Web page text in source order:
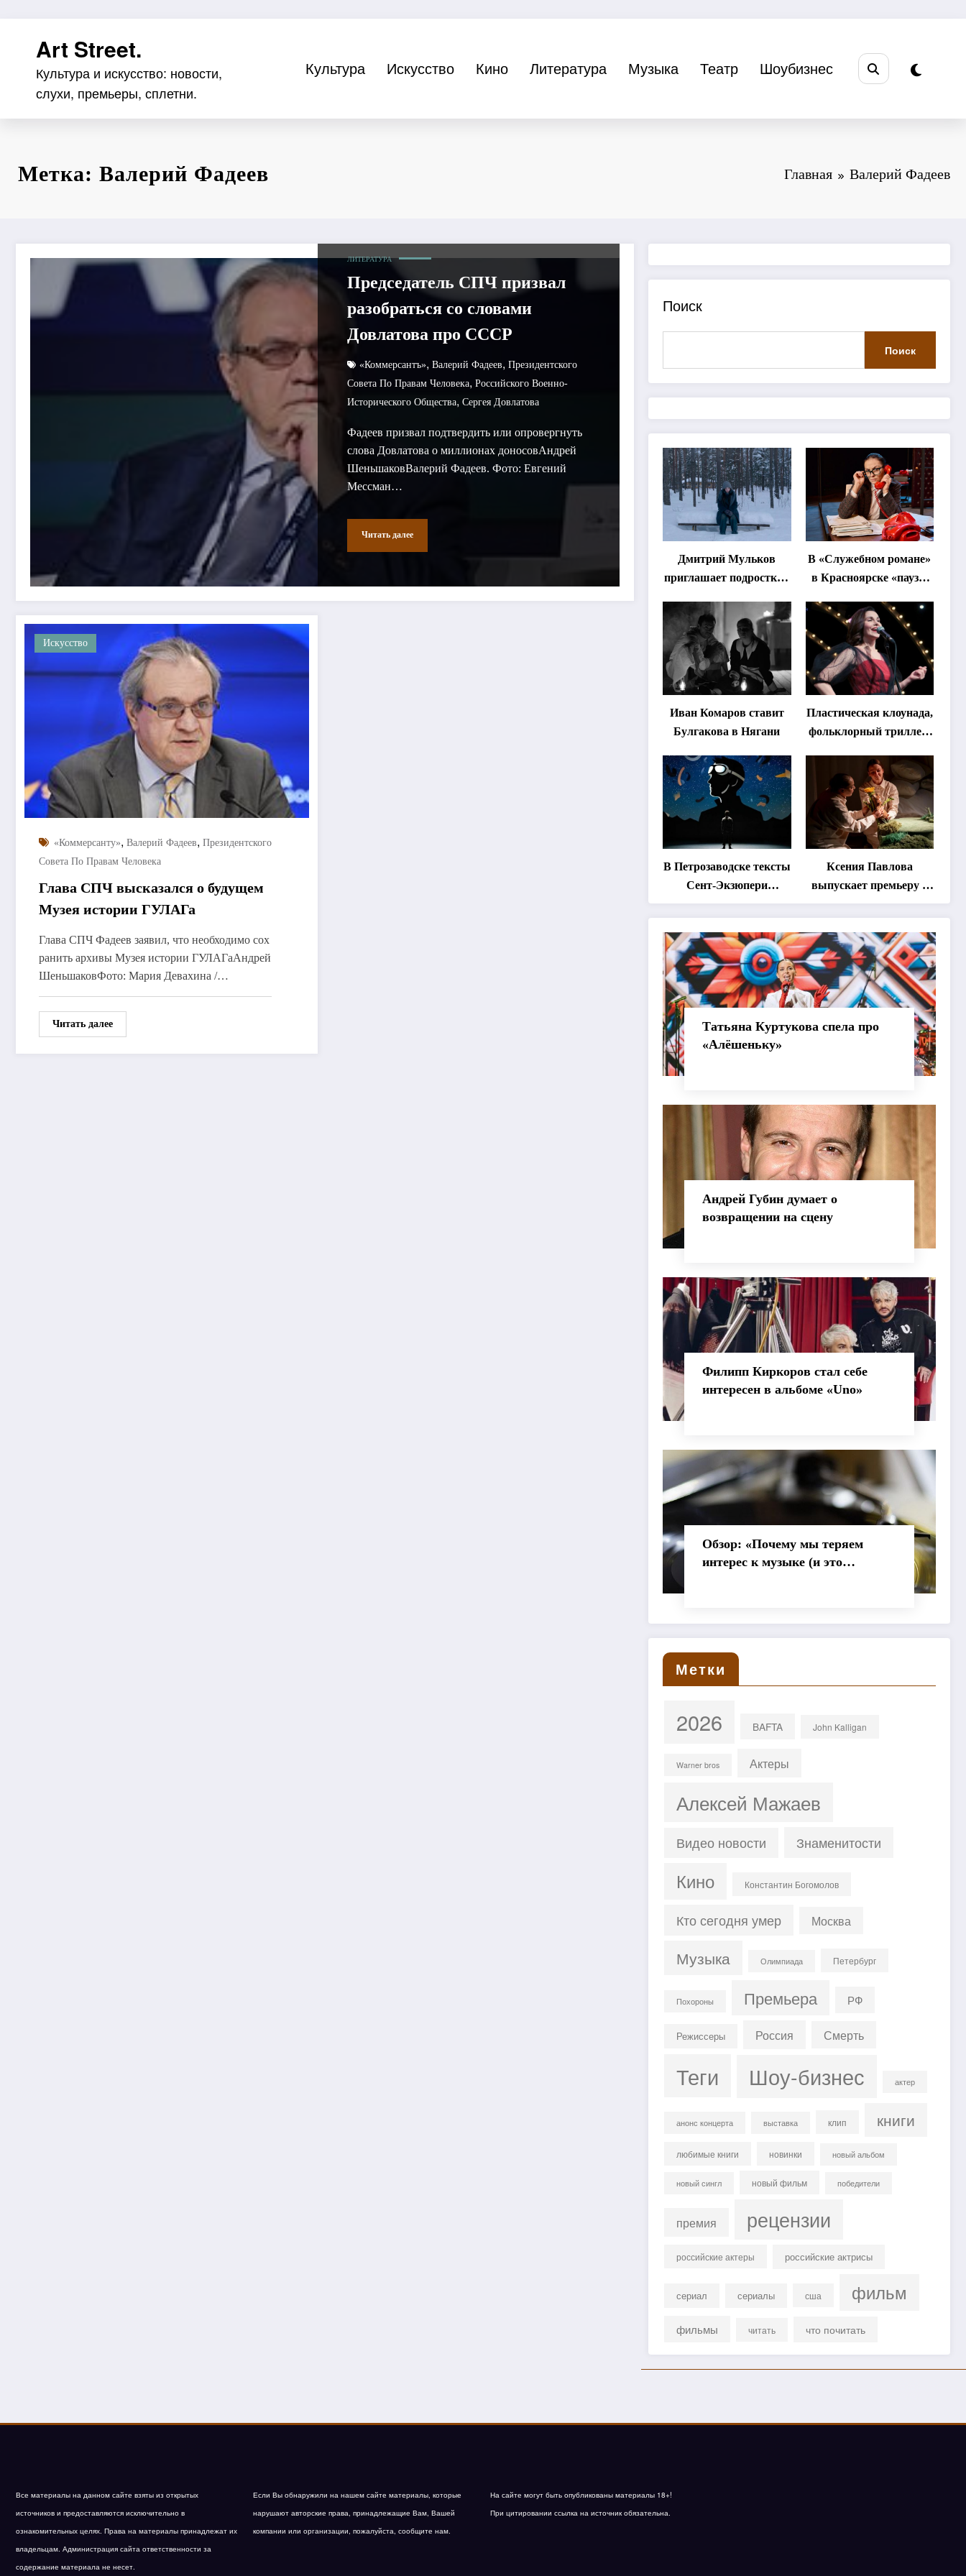
содержимомуArt Street.
Культура и искусство: новости,
слухи, премьеры, сплетни.
Культура Искусство Кино Литература Музыка Театр Шоубизнес
Метка: Валерий Фадеев Главная Валерий Фадеев
ЛИТЕРАТУРА
Председатель СПЧ призвал
разобраться со словами
Довлатова про СССР
«Коммерсантъ», Валерий Фадеев, Президентского
Совета По Правам Человека, Российского Военно-
Исторического Общества, Сергея Довлатова
Фадеев призвал подтвердить или опровергнуть
слова Довлатова о миллионах доносовАндрей
ШеньшаковВалерий Фадеев. Фото: Евгений
Мессман…
Читать далее
Искусство
«Коммерсанту», Валерий Фадеев, Президентского
Совета По Правам Человека
Глава СПЧ высказался о будущем
Музея истории ГУЛАГа
Глава СПЧ Фадеев заявил, что необходимо сох
ранить архивы Музея истории ГУЛАГаАндрей
ШеньшаковФото: Мария Девахина /…
Читать далее
Поиск
Поиск
Дмитрий Мульков
приглашает подростков
«спектакль-
солостальгию»
В «Служебном романе»
в Красноярске «паузы
Иван Комаров ставит
Булгакова в Нягани
Пластическая клоунада,
фольклорный триллер,
Что покажут на втором
этапе фестиваля
«Монокль»
В Петрозаводске тексты
Сент-Экзюпери
переведут на язык
хореографии
Ксения Павлова
выпускает премьеру о
дружбе сурка и
Татьяна Куртукова спела про
«Алёшеньку»
Андрей Губин думает о
возвращении на сцену
Филипп Киркоров стал себе
интересен в альбоме «Uno»
Обзор: «Почему мы теряем
интерес к музыке (и это
Метки
2026 BAFTA John Kalligan
Warner bros Актеры
Алексей Мажаев
Видео новости Знаменитости
Кино Константин Богомолов
Кто сегодня умер Москва
Музыка Олимпиада Петербург
Похороны Премьера РФ
Режиссеры Россия Смерть
Теги Шоу-бизнес актер
анонс концерта выставка клип книги
любимые книги новинки новый альбом
новый сингл новый фильм победители
премия рецензии
российские актеры российские актрисы
сериал сериалы сша фильм
фильмы читать что почитать
Все материалы на данном сайте взяты из открытых
источников и предоставляются исключительно в
ознакомительных целях. Права на материалы принадлежат их
владельцам. Администрация сайта ответственности за
содержание материала не несет.
Если Вы обнаружили на нашем сайте материалы, которые
нарушают авторские права, принадлежащие Вам, Вашей
компании или организации, пожалуйста, сообщите нам.
На сайте могут быть опубликованы материалы 18+!
При цитировании ссылка на источник обязательна.